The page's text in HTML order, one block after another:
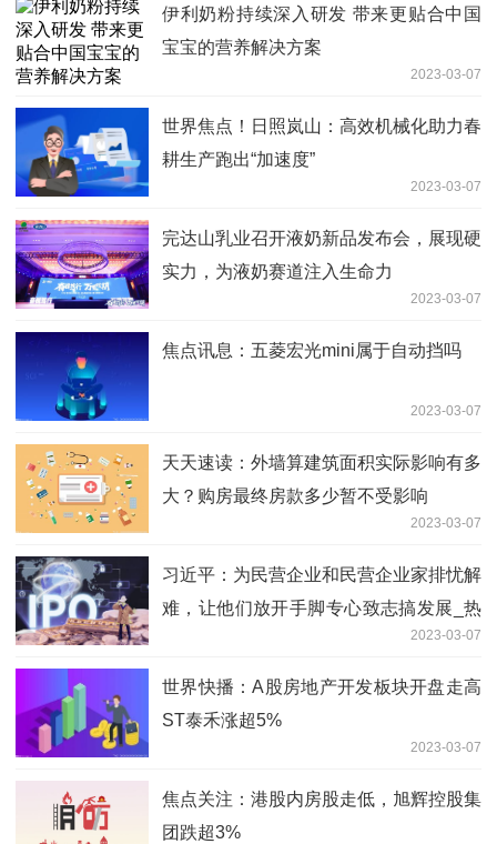
伊利奶粉持续深入研发 带来更贴合中国
宝宝的营养解决方案
2023-03-07
世界焦点！日照岚山：高效机械化助力春
耕生产跑出“加速度”
2023-03-07
完达山乳业召开液奶新品发布会，展现硬
实力，为液奶赛道注入生命力
2023-03-07
焦点讯息：五菱宏光mini属于自动挡吗
2023-03-07
天天速读：外墙算建筑面积实际影响有多
大？购房最终房款多少暂不受影响
2023-03-07
习近平：为民营企业和民营企业家排忧解
难，让他们放开手脚专心致志搞发展_热
2023-03-07
世界快播：A股房地产开发板块开盘走高
ST泰禾涨超5%
2023-03-07
焦点关注：港股内房股走低，旭辉控股集
团跌超3%